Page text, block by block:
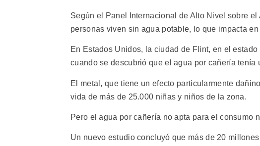
Según el Panel Internacional de Alto Nivel sobre
personas viven sin agua potable, lo que impacta
En Estados Unidos, la ciudad de Flint, en el
cuando se descubrió que el agua por cañería
El metal, que tiene un efecto particularmente
vida de más de 25.000 niñas y niños de la zona.
Pero el agua por cañería no apta para el consumo
Un nuevo estudio concluyó que más de 20